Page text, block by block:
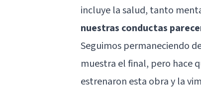
incluye la salud, tanto
nuestras conductas
Seguimos permaneciendo
muestra el final, pero hace
estrenaron esta obra y la